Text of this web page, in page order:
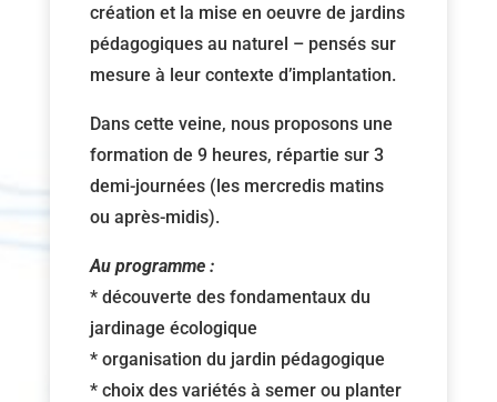
création et la mise en oeuvre de jardins
pédagogiques au naturel – pensés sur
mesure à leur contexte d’implantation.
Dans cette veine, nous proposons une
formation de 9 heures, répartie sur 3
demi-journées (les mercredis matins
ou après-midis).
Au programme :
* découverte des fondamentaux du
jardinage écologique
* organisation du jardin pédagogique
* choix des variétés à semer ou planter